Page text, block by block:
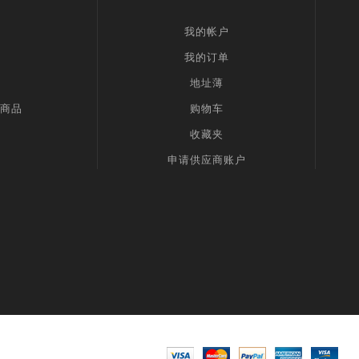
品
我的帐户
我的订单
地址薄
购物车
收藏夹
申请供应商账户